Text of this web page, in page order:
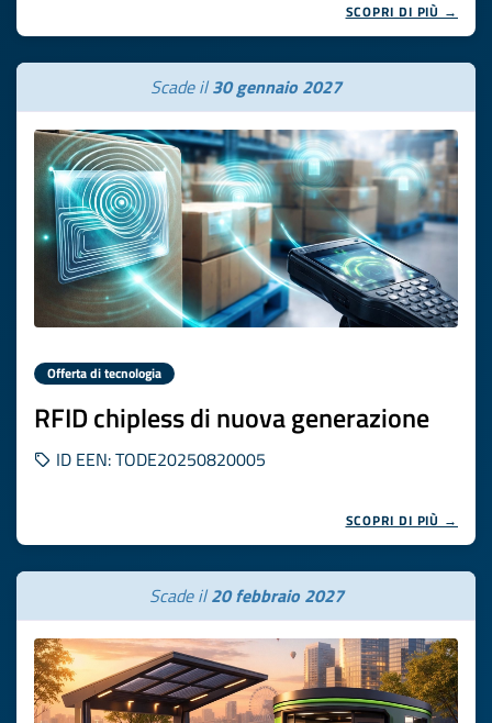
SCOPRI DI PIÙ →
Scade il30 gennaio 2027
Offerta di tecnologia
RFID chipless di nuova generazione
ID EEN: TODE20250820005
SCOPRI DI PIÙ →
Scade il20 febbraio 2027